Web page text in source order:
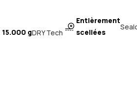
15.000 gDRY Tech
Entièrement
scellées